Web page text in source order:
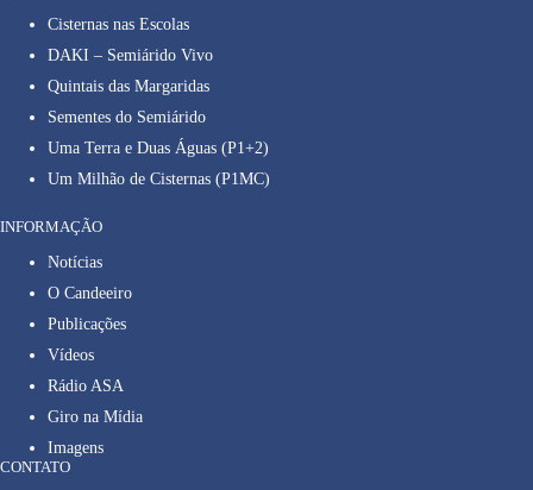
Cisternas nas Escolas
DAKI – Semiárido Vivo
Quintais das Margaridas
Sementes do Semiárido
Uma Terra e Duas Águas (P1+2)
Um Milhão de Cisternas (P1MC)
INFORMAÇÃO
Notícias
O Candeeiro
Publicações
Vídeos
Rádio ASA
Giro na Mídia
Imagens
CONTATO